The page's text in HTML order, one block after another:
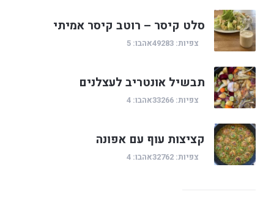
סלט קיסר – רוטב קיסר אמיתי
צפיות: 49283 אהבו: 5
תבשיל אונטריב לעצלנים
צפיות: 33266 אהבו: 4
קציצות עוף עם אפונה
צפיות: 32762 אהבו: 4